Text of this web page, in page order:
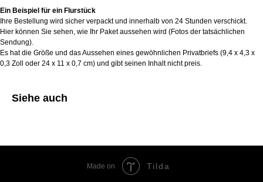
Ein Beispiel für ein Flurstück
Ihre Bestellung wird sicher verpackt und innerhalb von 24 Stunden verschickt.
Hier können Sie sehen, wie Ihr Paket aussehen wird (Fotos der tatsächlichen
Sendung).
Es hat die Größe und das Aussehen eines gewöhnlichen Privatbriefs (9,4 x 4,3 x
0,3 Zoll oder 24 x 11 x 0,7 cm) und gibt seinen Inhalt nicht preis.
Siehe auch
Made on Tilda